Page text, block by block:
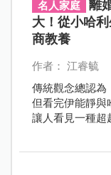
名人家庭
離
大！從小哈
商教養
作者： 江睿毓
傳統觀念總認為
但看完伊能靜與
讓人看見一種超